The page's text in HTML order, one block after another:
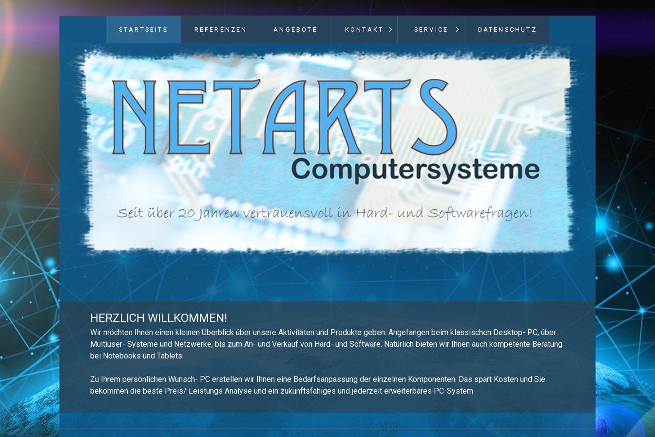
STARTSEITE REFERENZEN ANGEBOTE KONTAKT SERVICE DATENSCHUTZ
HERZLICH WILLKOMMEN!
Wir möchten Ihnen einen kleinen Überblick über unsere Aktivitäten und Produkte geben. Angefangen beim klassischen Desktop- PC, über
Multiuser- Systeme und Netzwerke, bis zum An- und Verkauf von Hard- und Software. Natürlich bieten wir Ihnen auch kompetente Beratung
bei Notebooks und Tablets.
Zu Ihrem persönlichen Wunsch- PC erstellen wir Ihnen eine Bedarfsanpassung der einzelnen Komponenten. Das spart Kosten und Sie
bekommen die beste Preis/ Leistungs Analyse und ein zukunftsfähiges und jederzeit erweiterbares PC-System.